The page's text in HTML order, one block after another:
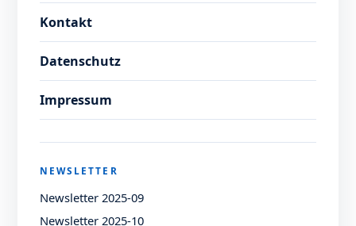
Kontakt
Datenschutz
Impressum
NEWSLETTER
Newsletter 2025-09
Newsletter 2025-10